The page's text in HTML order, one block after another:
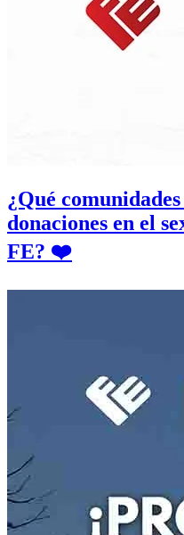
¿Qué
donaciones en el
FE? ❤️